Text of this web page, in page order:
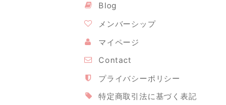
Blog
メンバーシップ
マイページ
Contact
プライバシーポリシー
特定商取引法に基づく表記